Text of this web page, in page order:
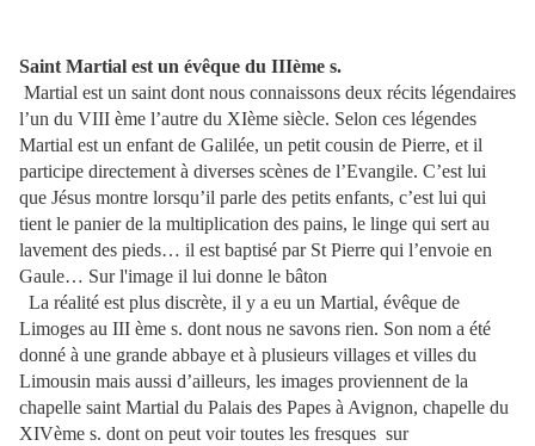
Saint Martial est un évêque du IIIème s.
Martial est un saint dont nous connaissons deux récits légendaires
l’un du VIII ème l’autre du XIème siècle. Selon ces légendes
Martial est un enfant de Galilée, un petit cousin de Pierre, et il
participe directement à diverses scènes de l’Evangile. C’est lui
que Jésus montre lorsqu’il parle des petits enfants, c’est lui qui
tient le panier de la multiplication des pains, le linge qui sert au
lavement des pieds… il est baptisé par St Pierre qui l’envoie en
Gaule… Sur l'image il lui donne le bâton
La réalité est plus discrète, il y a eu un Martial, évêque de
Limoges au III ème s. dont nous ne savons rien. Son nom a été
donné à une grande abbaye et à plusieurs villages et villes du
Limousin mais aussi d’ailleurs, les images proviennent de la
chapelle saint Martial du Palais des Papes à Avignon, chapelle du
XIVème s. dont on peut voir toutes les fresques sur